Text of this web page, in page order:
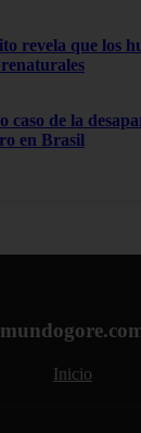
revela que los
caso de la
en Brasil
Inicio